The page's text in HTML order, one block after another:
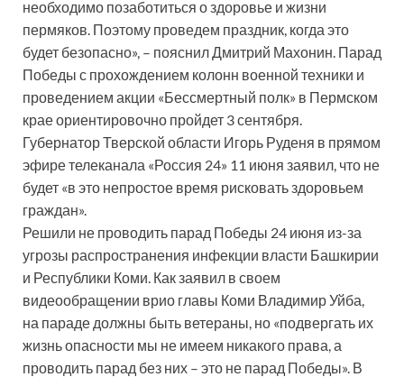
необходимо позаботиться о здоровье и жизни
пермяков. Поэтому проведем праздник, когда это
будет безопасно», – пояснил Дмитрий Махонин. Парад
Победы с прохождением колонн военной техники и
проведением акции «Бессмертный полк» в Пермском
крае ориентировочно пройдет 3 сентября.
Губернатор Тверской области Игорь Руденя в прямом
эфире телеканала «Россия 24» 11 июня заявил, что не
будет «в это непростое время рисковать здоровьем
граждан».
Решили не проводить парад Победы 24 июня из-за
угрозы распространения инфекции власти Башкирии
и Республики Коми. Как заявил в своем
видеообращении врио главы Коми Владимир Уйба,
на параде должны быть ветераны, но «подвергать их
жизнь опасности мы не имеем никакого права, а
проводить парад без них – это не парад Победы». В